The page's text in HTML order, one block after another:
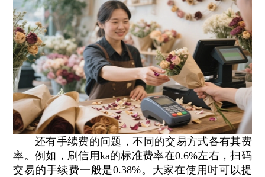
还有手续费的问题，不同的交易方式各有其费
率。例如，刷信用ka的标准费率在0.6%左右，扫码
交易的手续费一般是0.38%。大家在使用时可以提